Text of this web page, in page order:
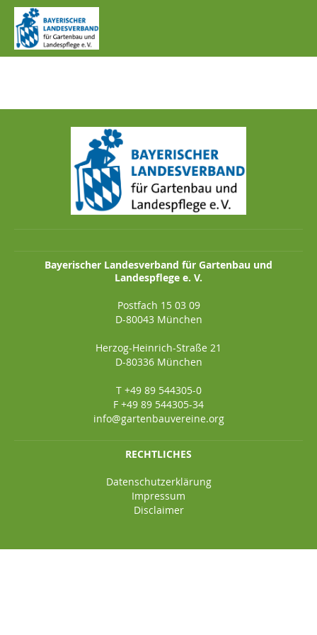
IMG_0707.JPG
Bayerischer Landesverband für Gartenbau und
Landespflege e. V.
Postfach 15 03 09
D-80043 München
Herzog-Heinrich-Straße 21
D-80336 München
T +49 89 544305-0
F +49 89 544305-34
info@gartenbauvereine.org
RECHTLICHES
Datenschutzerklärung
Impressum
Disclaimer